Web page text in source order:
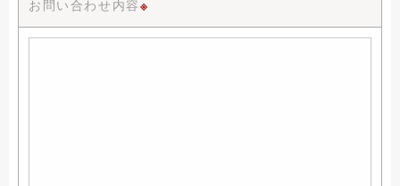
お問い合わせ内容※